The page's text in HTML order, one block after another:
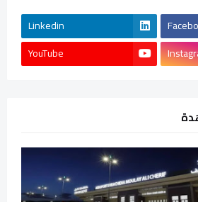
Linkedin
YouTube